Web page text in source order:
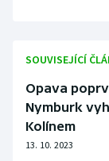
SOUVISEJÍCÍ
Opava
Nymburk
Kolínem
13. 10. 2023